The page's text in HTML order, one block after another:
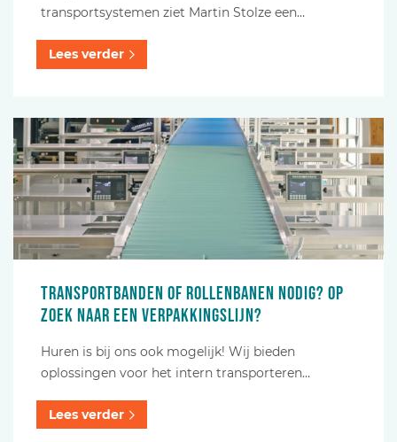
transportsystemen ziet Martin Stolze een…
Lees verder
Transportbanden of rollenbanen nodig? Op
zoek naar een verpakkingslijn?
Huren is bij ons ook mogelijk! Wij bieden
oplossingen voor het intern transporteren…
Lees verder